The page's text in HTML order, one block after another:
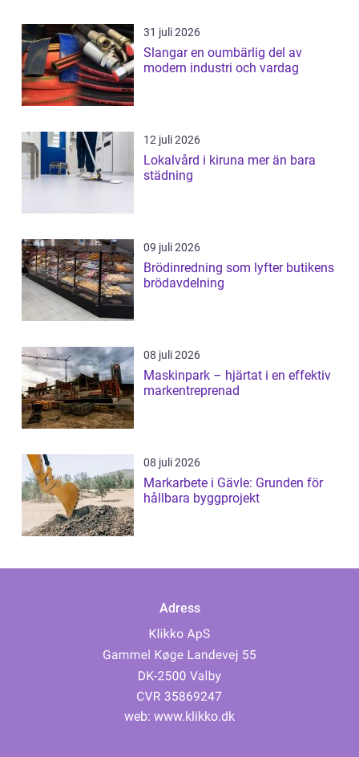
31 juli 2026
Slangar en oumbärlig del av
modern industri och vardag
12 juli 2026
Lokalvård i kiruna mer än bara
städning
09 juli 2026
Brödinredning som lyfter butikens
brödavdelning
08 juli 2026
Maskinpark – hjärtat i en effektiv
markentreprenad
08 juli 2026
Markarbete i Gävle: Grunden för
hållbara byggprojekt
Adress
web: www.klikko.dk